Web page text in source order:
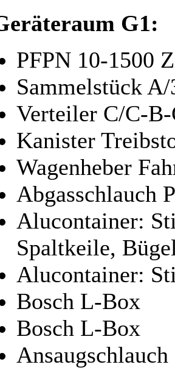
G1:
PFPN 10-1500
Sammelstück
Verteiler C/C-
Kanister
Wagenheber
Abgasschlauch
Alucontainer:
Spaltkeile,
Alucontainer:
Bosch L-Box
Bosch L-Box
Ansaugschlauch